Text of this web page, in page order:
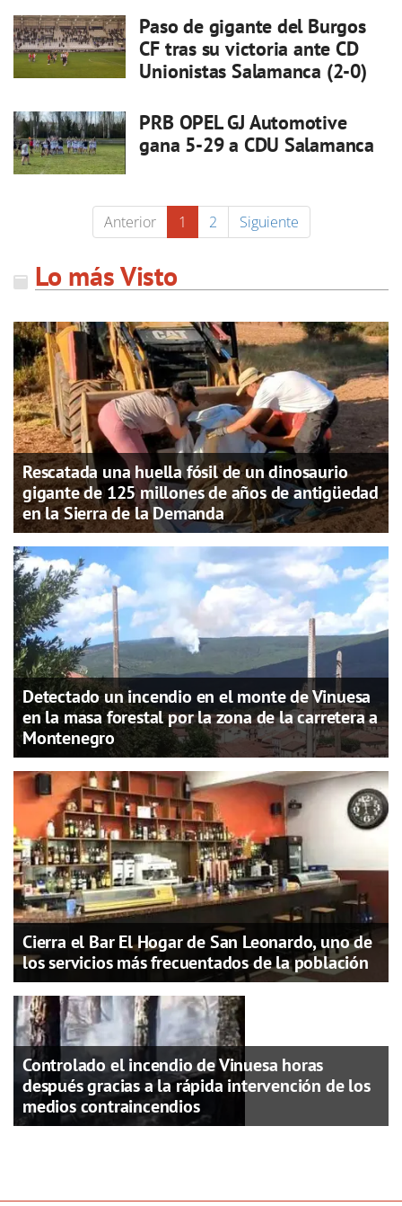
Paso de gigante del Burgos
CF tras su victoria ante CD
Unionistas Salamanca (2-0)
PRB OPEL GJ Automotive
gana 5-29 a CDU Salamanca
Anterior 1 2 Siguiente
Lo más Visto
Rescatada una huella fósil de un dinosaurio
gigante de 125 millones de años de antigüedad
en la Sierra de la Demanda
Detectado un incendio en el monte de Vinuesa
en la masa forestal por la zona de la carretera a
Montenegro
Cierra el Bar El Hogar de San Leonardo, uno de
los servicios más frecuentados de la población
Controlado el incendio de Vinuesa horas
después gracias a la rápida intervención de los
medios contraincendios